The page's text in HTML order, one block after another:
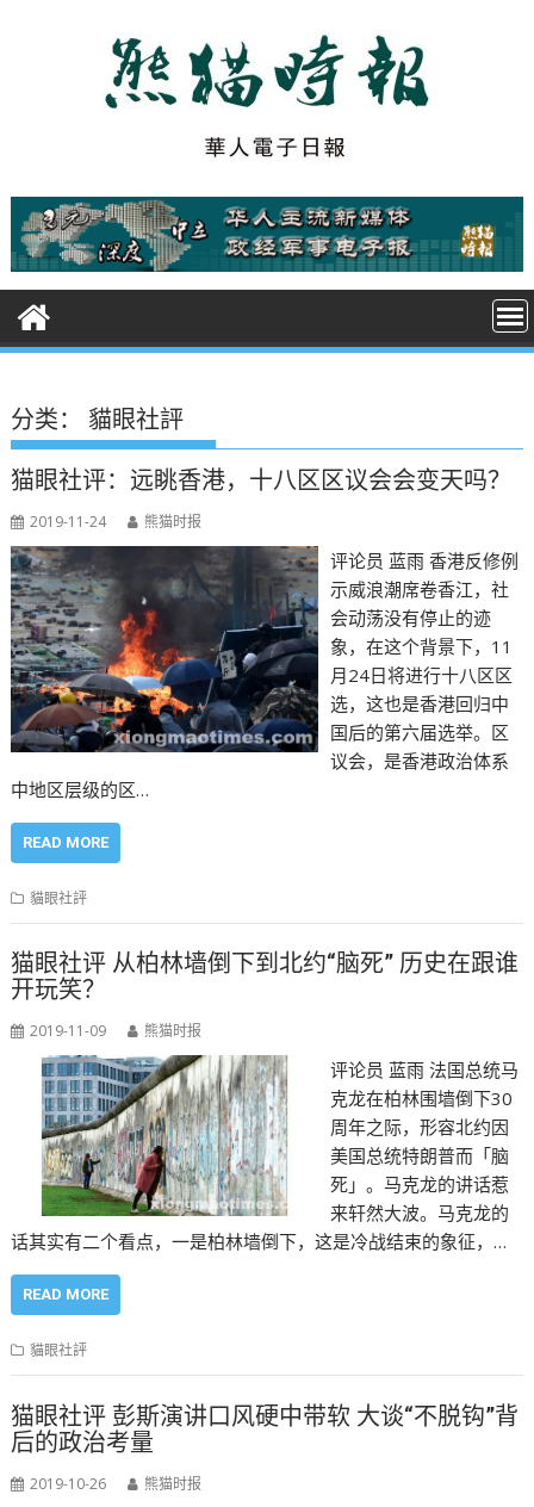
t
分类： 貓眼社評
猫眼社评：远眺香港，十八区区议会会变天吗？
2019-11-24 熊猫时报
评论员 蓝雨 香港反修例
示威浪潮席卷香江，社
会动荡没有停止的迹
象，在这个背景下，11
月24日将进行十八区区
选，这也是香港回归中
国后的第六届选举。区
议会，是香港政治体系
中地区层级的区…
READ MORE
貓眼社評
猫眼社评 从柏林墙倒下到北约“脑死” 历史在跟谁
开玩笑？
2019-11-09 熊猫时报
评论员 蓝雨 法国总统马
克龙在柏林围墙倒下30
周年之际，形容北约因
美国总统特朗普而「脑
死」。马克龙的讲话惹
来轩然大波。马克龙的
话其实有二个看点，一是柏林墙倒下，这是冷战结束的象征，…
READ MORE
貓眼社評
猫眼社评 彭斯演讲口风硬中带软 大谈“不脱钩”背
后的政治考量
2019-10-26 熊猫时报